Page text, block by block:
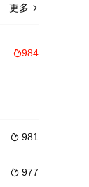
更多 
984
 981
 977